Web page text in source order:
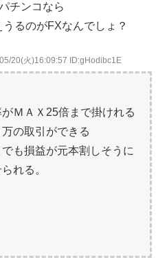
チンコなら
るのがFXなんでしょ？
20(火)16:09:57 ID:gHodibc1E
ＭＡＸ25倍まで掛けれる
の取引ができる
も損益が元本割しそうに
れる。